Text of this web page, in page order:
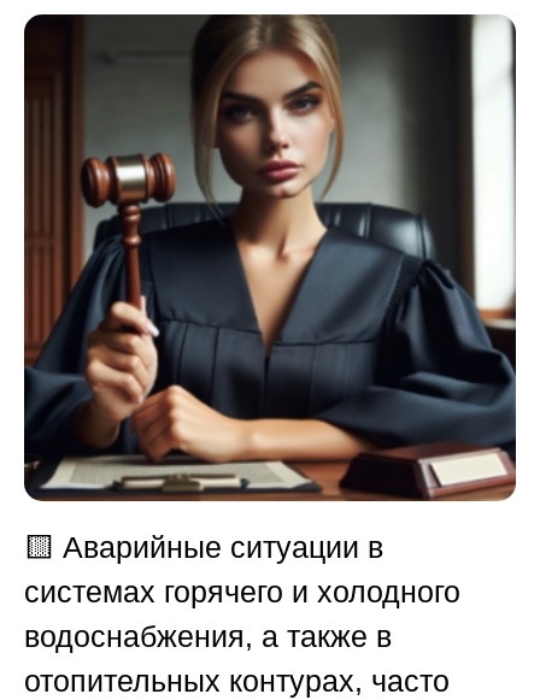
🟨 Аварийные ситуации в
системах горячего и холодного
водоснабжения, а также в
отопительных контурах, часто